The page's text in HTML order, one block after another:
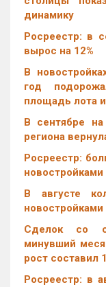
динамику
Росреестр: в
вырос на 12%
В
год
площадь лота
В сентябре
региона
Росреестр:
В августе
Cделок со
минувший
рост составил
Росреестр: в